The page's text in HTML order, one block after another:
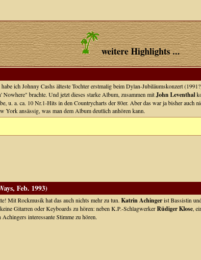
weitere Highlights ...
ich Johnny Cashs älteste Tochter erstmalig beim Dylan-Jubiläumskonzert
brachte. Und jetzt dieses starke Album, zusammen mitJohn Leventhal
u. a. ca. 10 Nr.1-Hits in den Countrycharts der 80er. Aber das war ja bisher
York ansässig, was man dem Album deutlich anhören kann.
Feb. 1993)
Mit Rockmusik hat das auch nichts mehr zu tun. Katrin Achingerist Bassistin
Gitarren oder Keyboards zu hören: neben K.P.-SchlagwerkerRüdiger Klose,
interessante Stimme zu hören.